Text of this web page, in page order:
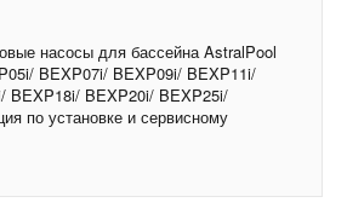
насосы для бассейна AstralPool
BEXP07i/ BEXP09i/ BEXP11i/
BEXP18i/ BEXP20i/ BEXP25i/
по установке и сервисному